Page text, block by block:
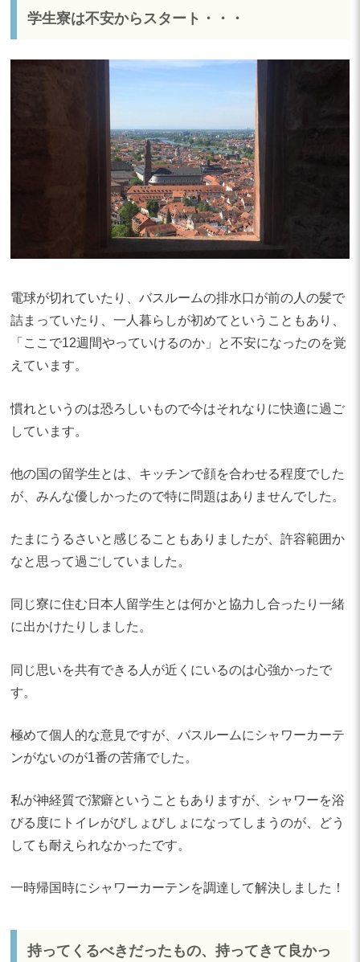
学生寮は不安からスタート・・・
電球が切れていたり、バスルームの排水口が前の人の髪で
詰まっていたり、一人暮らしが初めてということもあり、
「ここで12週間やっていけるのか」と不安になったのを覚
えています。
慣れというのは恐ろしいもので今はそれなりに快適に過ご
しています。
他の国の留学生とは、キッチンで顔を合わせる程度でした
が、みんな優しかったので特に問題はありませんでした。
たまにうるさいと感じることもありましたが、許容範囲か
なと思って過ごしていました。
同じ寮に住む日本人留学生とは何かと協力し合ったり一緒
に出かけたりしました。
同じ思いを共有できる人が近くにいるのは心強かったで
す。
極めて個人的な意見ですが、バスルームにシャワーカーテ
ンがないのが1番の苦痛でした。
私が神経質で潔癖ということもありますが、シャワーを浴
びる度にトイレがびしょびしょになってしまうのが、どう
しても耐えられなかったです。
一時帰国時にシャワーカーテンを調達して解決しました！
持ってくるべきだったもの、持ってきて良かっ